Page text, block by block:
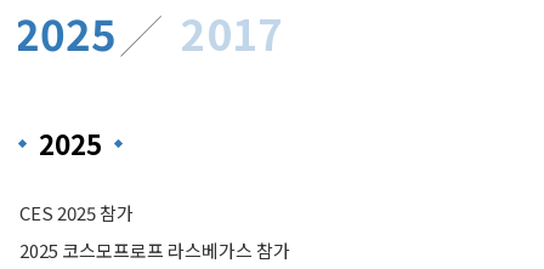
2025 2017
2025
CES 2025 참가
2025 코스모프로프 라스베가스 참가